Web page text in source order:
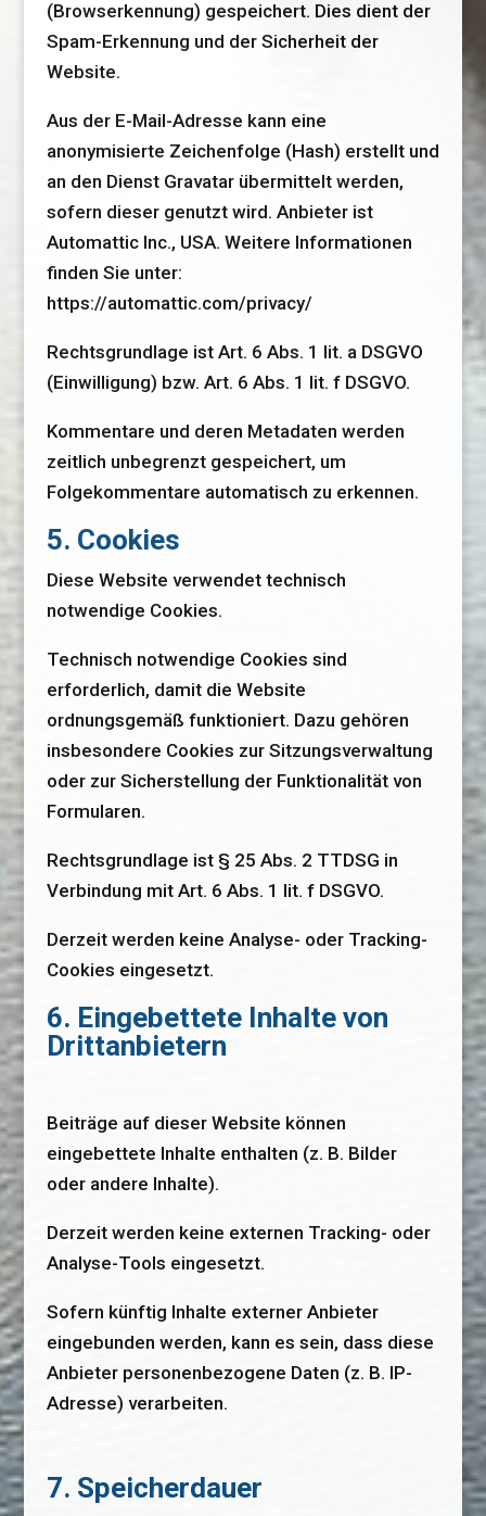
(Browserkennung) gespeichert. Dies dient der
Spam-Erkennung und der Sicherheit der
Website.
Aus der E-Mail-Adresse kann eine
anonymisierte Zeichenfolge (Hash) erstellt und
an den Dienst Gravatar übermittelt werden,
sofern dieser genutzt wird. Anbieter ist
Automattic Inc., USA. Weitere Informationen
finden Sie unter:
https://automattic.com/privacy/
Rechtsgrundlage ist Art. 6 Abs. 1 lit. a DSGVO
(Einwilligung) bzw. Art. 6 Abs. 1 lit. f DSGVO.
Kommentare und deren Metadaten werden
zeitlich unbegrenzt gespeichert, um
Folgekommentare automatisch zu erkennen.
5. Cookies
Diese Website verwendet technisch
notwendige Cookies.
Technisch notwendige Cookies sind
erforderlich, damit die Website
ordnungsgemäß funktioniert. Dazu gehören
insbesondere Cookies zur Sitzungsverwaltung
oder zur Sicherstellung der Funktionalität von
Formularen.
Rechtsgrundlage ist § 25 Abs. 2 TTDSG in
Verbindung mit Art. 6 Abs. 1 lit. f DSGVO.
Derzeit werden keine Analyse- oder Tracking-
Cookies eingesetzt.
6. Eingebettete Inhalte von
Drittanbietern
Beiträge auf dieser Website können
eingebettete Inhalte enthalten (z. B. Bilder
oder andere Inhalte).
Derzeit werden keine externen Tracking- oder
Analyse-Tools eingesetzt.
Sofern künftig Inhalte externer Anbieter
eingebunden werden, kann es sein, dass diese
Anbieter personenbezogene Daten (z. B. IP-
Adresse) verarbeiten.
7. Speicherdauer